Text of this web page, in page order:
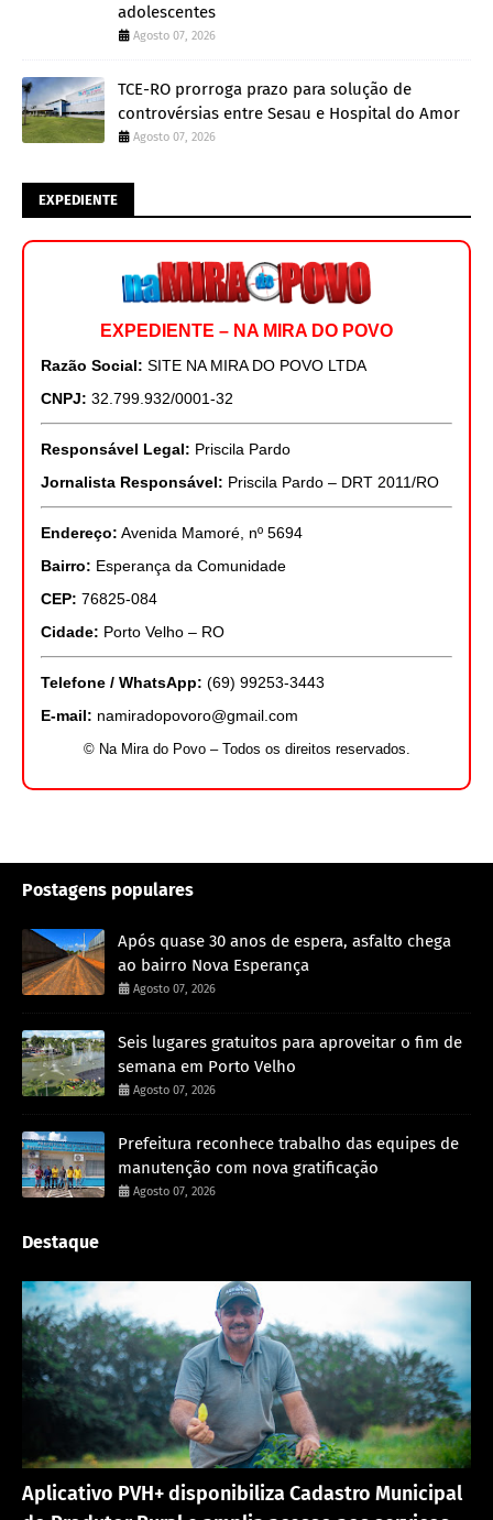
adolescentes
Agosto 07, 2026
TCE-RO prorroga prazo para solução de
controvérsias entre Sesau e Hospital do Amor
Agosto 07, 2026
EXPEDIENTE
EXPEDIENTE – NA MIRA DO POVO
Razão Social: SITE NA MIRA DO POVO LTDA
CNPJ: 32.799.932/0001-32
Responsável Legal: Priscila Pardo
Jornalista Responsável: Priscila Pardo – DRT 2011/RO
Endereço: Avenida Mamoré, nº 5694
Bairro: Esperança da Comunidade
CEP: 76825-084
Cidade: Porto Velho – RO
Telefone / WhatsApp: (69) 99253-3443
E-mail: namiradopovoro@gmail.com
© Na Mira do Povo – Todos os direitos reservados.
Postagens populares
Após quase 30 anos de espera, asfalto chega
ao bairro Nova Esperança
Agosto 07, 2026
Seis lugares gratuitos para aproveitar o fim de
semana em Porto Velho
Agosto 07, 2026
Prefeitura reconhece trabalho das equipes de
manutenção com nova gratificação
Agosto 07, 2026
Destaque
Aplicativo PVH+ disponibiliza Cadastro Municipal